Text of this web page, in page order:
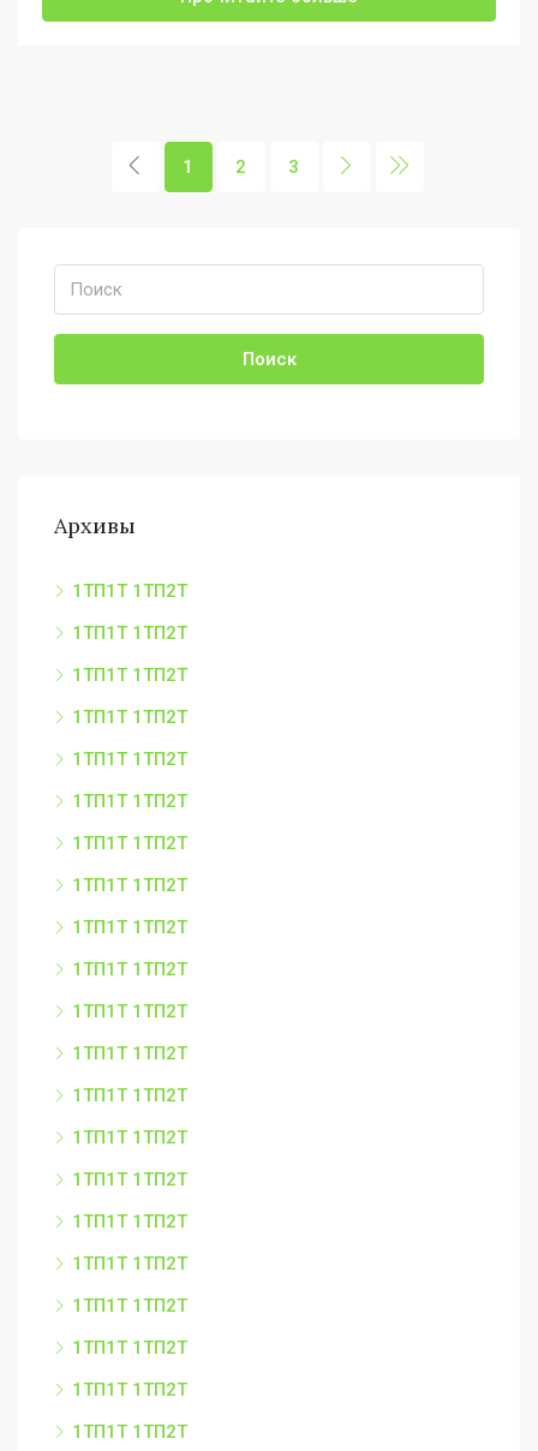
1 2 3
Поиск
Архивы
1ТП1Т 1ТП2Т
1ТП1Т 1ТП2Т
1ТП1Т 1ТП2Т
1ТП1Т 1ТП2Т
1ТП1Т 1ТП2Т
1ТП1Т 1ТП2Т
1ТП1Т 1ТП2Т
1ТП1Т 1ТП2Т
1ТП1Т 1ТП2Т
1ТП1Т 1ТП2Т
1ТП1Т 1ТП2Т
1ТП1Т 1ТП2Т
1ТП1Т 1ТП2Т
1ТП1Т 1ТП2Т
1ТП1Т 1ТП2Т
1ТП1Т 1ТП2Т
1ТП1Т 1ТП2Т
1ТП1Т 1ТП2Т
1ТП1Т 1ТП2Т
1ТП1Т 1ТП2Т
1ТП1Т 1ТП2Т